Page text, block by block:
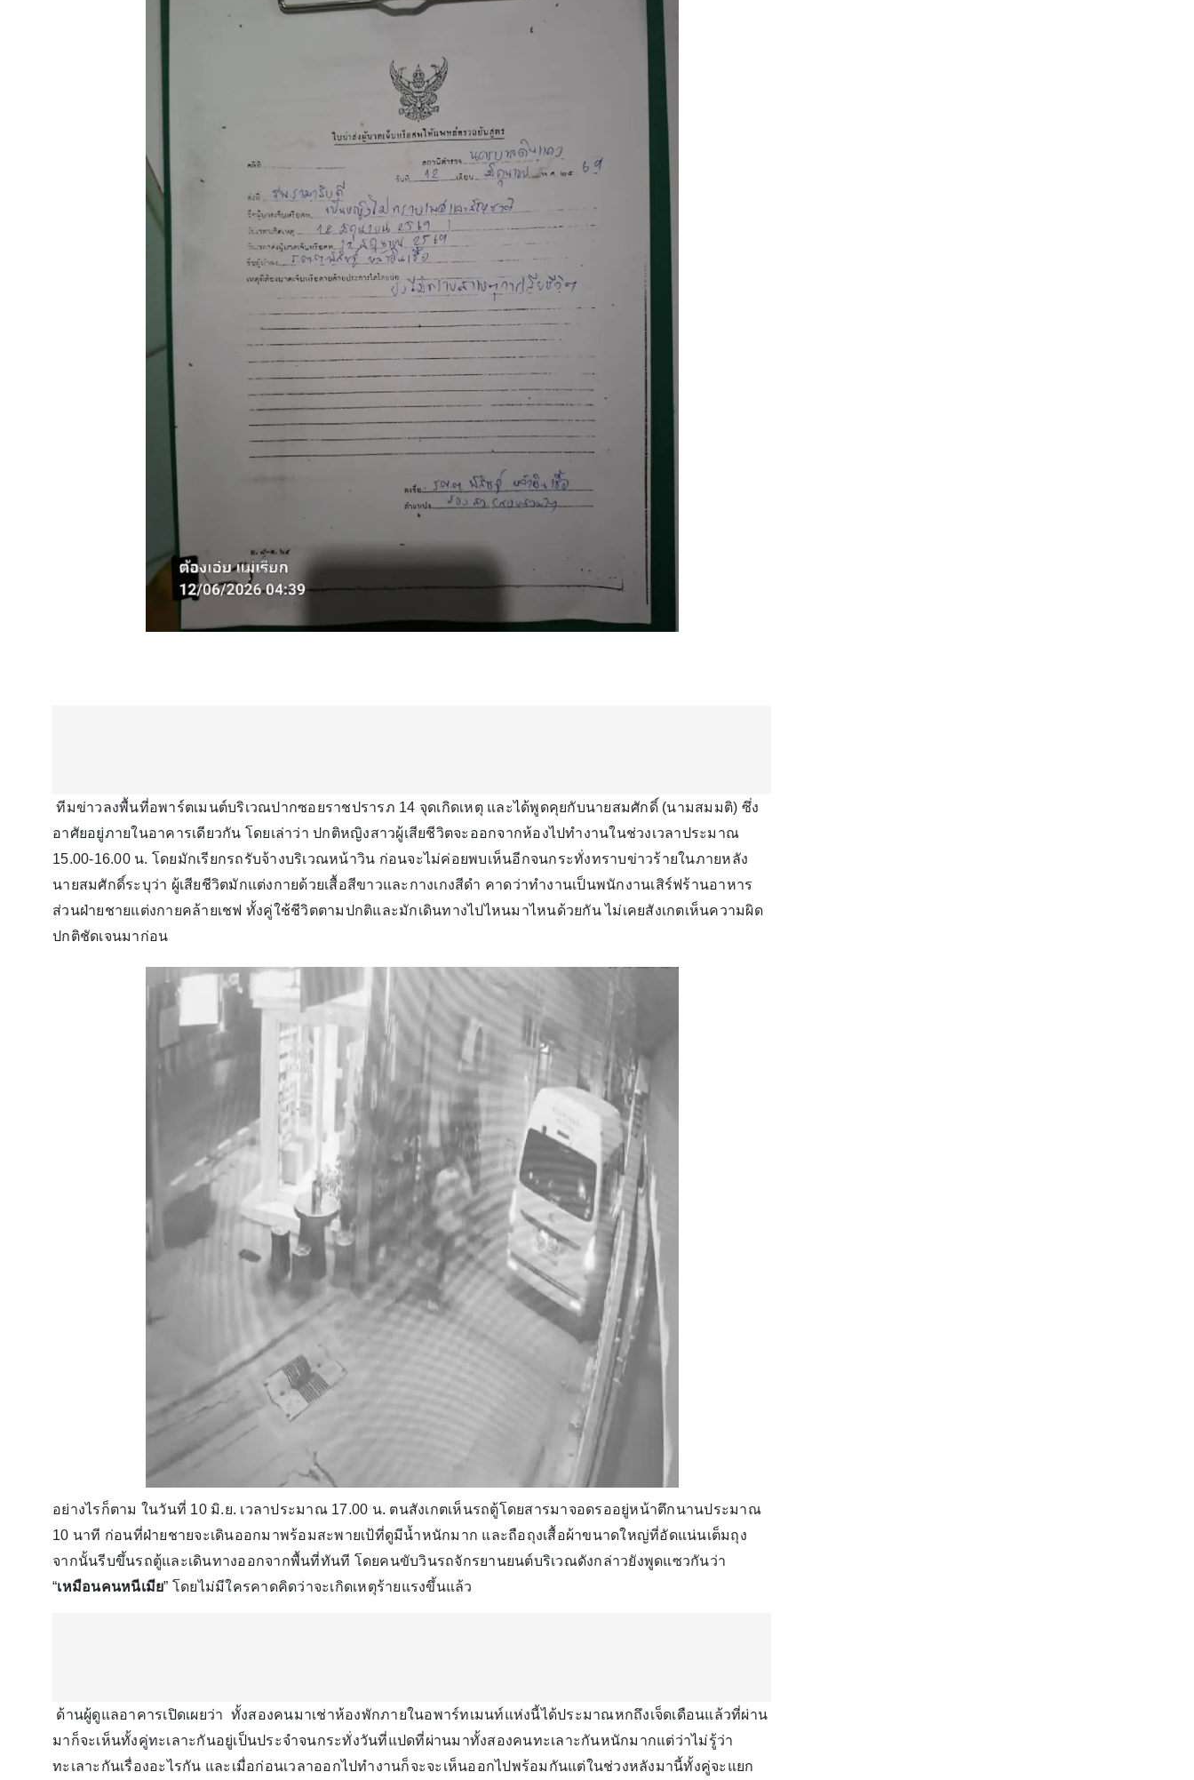
ทีมข่าวลงพื้นที่อพาร์ตเมนต์บริเวณปากซอยราชปรารภ 14 จุดเกิดเหตุ และได้พูดคุยกับนายสมศักดิ์ (นามสมมติ) ซึ่ง
อาศัยอยู่ภายในอาคารเดียวกัน โดยเล่าว่า ปกติหญิงสาวผู้เสียชีวิตจะออกจากห้องไปทำงานในช่วงเวลาประมาณ
15.00-16.00 น. โดยมักเรียกรถรับจ้างบริเวณหน้าวิน ก่อนจะไม่ค่อยพบเห็นอีกจนกระทั่งทราบข่าวร้ายในภายหลัง
นายสมศักดิ์ระบุว่า ผู้เสียชีวิตมักแต่งกายด้วยเสื้อสีขาวและกางเกงสีดำ คาดว่าทำงานเป็นพนักงานเสิร์ฟร้านอาหาร
ส่วนฝ่ายชายแต่งกายคล้ายเชฟ ทั้งคู่ใช้ชีวิตตามปกติและมักเดินทางไปไหนมาไหนด้วยกัน ไม่เคยสังเกตเห็นความผิด
ปกติชัดเจนมาก่อน
อย่างไรก็ตาม ในวันที่ 10 มิ.ย. เวลาประมาณ 17.00 น. ตนสังเกตเห็นรถตู้โดยสารมาจอดรออยู่หน้าตึกนานประมาณ
10 นาที ก่อนที่ฝ่ายชายจะเดินออกมาพร้อมสะพายเป้ที่ดูมีน้ำหนักมาก และถือถุงเสื้อผ้าขนาดใหญ่ที่อัดแน่นเต็มถุง
จากนั้นรีบขึ้นรถตู้และเดินทางออกจากพื้นที่ทันที โดยคนขับวินรถจักรยานยนต์บริเวณดังกล่าวยังพูดแซวกันว่า
“เหมือนคนหนีเมีย” โดยไม่มีใครคาดคิดว่าจะเกิดเหตุร้ายแรงขึ้นแล้ว
ด้านผู้ดูแลอาคารเปิดเผยว่า ทั้งสองคนมาเช่าห้องพักภายในอพาร์ทเมนท์แห่งนี้ได้ประมาณหกถึงเจ็ดเดือนแล้วที่ผ่าน
มาก็จะเห็นทั้งคู่ทะเลาะกันอยู่เป็นประจำจนกระทั่งวันที่แปดที่ผ่านมาทั้งสองคนทะเลาะกันหนักมากแต่ว่าไม่รู้ว่า
ทะเลาะกันเรื่องอะไรกัน และเมื่อก่อนเวลาออกไปทำงานก็จะจะเห็นออกไปพร้อมกันแต่ในช่วงหลังมานี้ทั้งคู่จะแยก